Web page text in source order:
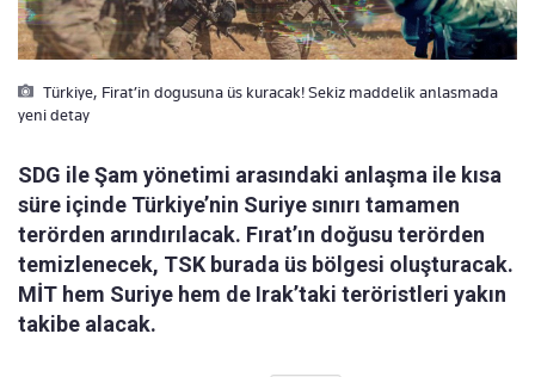
Türkiye, Firat’in dogusuna üs kuracak! Sekiz maddelik anlasmada
yeni detay
SDG ile Şam yönetimi arasındaki anlaşma ile kısa
süre içinde Türkiye’nin Suriye sınırı tamamen
terörden arındırılacak. Fırat’ın doğusu terörden
temizlenecek, TSK burada üs bölgesi oluşturacak.
MİT hem Suriye hem de Irak’taki teröristleri yakın
takibe alacak.